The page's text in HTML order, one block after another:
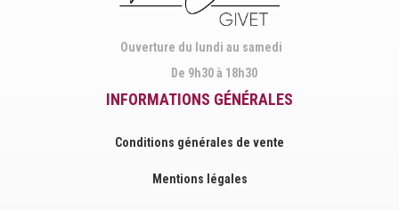
Ouverture du lundi au samedi
De 9h30 à 18h30
INFORMATIONS GÉNÉRALES
Conditions générales de vente
Mentions légales